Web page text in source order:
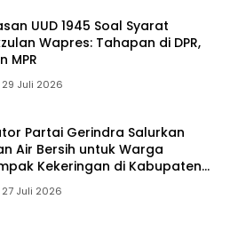
UUD 1945 Soal Syarat
Wapres: Tahapan di DPR,
MPR
29 Juli 2026
Partai Gerindra Salurkan
Air Bersih untuk Warga
Kekeringan di Kabupaten
27 Juli 2026